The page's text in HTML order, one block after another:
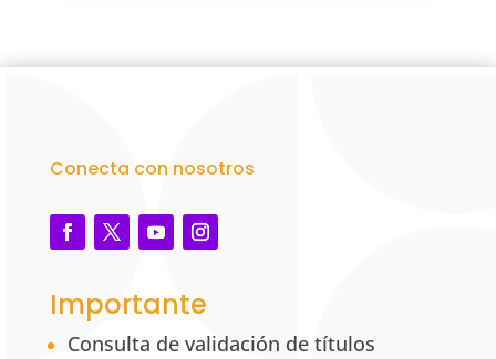
Conecta con nosotros
Importante
Consulta de validación de títulos